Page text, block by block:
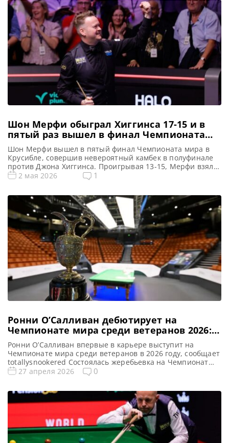
финального матча Чемпионата мира по снукеру 2026
года […]
Шон Мерфи обыграл Хиггинса 17-15 и в
пятый раз вышел в финал Чемпионата
мира по снукеру
Шон Мерфи вышел в пятый финал Чемпионата мира в
Крусибле, совершив невероятный камбек в полуфинале
против Джона Хиггинса. Проигрывая 13-15, Мерфи взял
инициативу в свои руки, сделал три сенчури и одержал
впечатляющий камбек и одержав победу над Джоном
Хиггинсом со […]
2 мая 2026 1
Ронни О’Салливан дебютирует на
Чемпионате мира среди ветеранов 2026:
жеребьевка и участники
Ронни О’Салливан впервые в карьере выступит на
Чемпионате мира среди ветеранов в 2026 году, сообщает
totallysnookered Состоялась жеребьевка на Чемпионат
мира среди сеньоров 2026 года. И впервые в этом
Snooker Tour пройдет в знаменитом Crucible Theatre в
Шеффилде с 6 по 10 мая. Турнир […]
27 апреля 2026 0